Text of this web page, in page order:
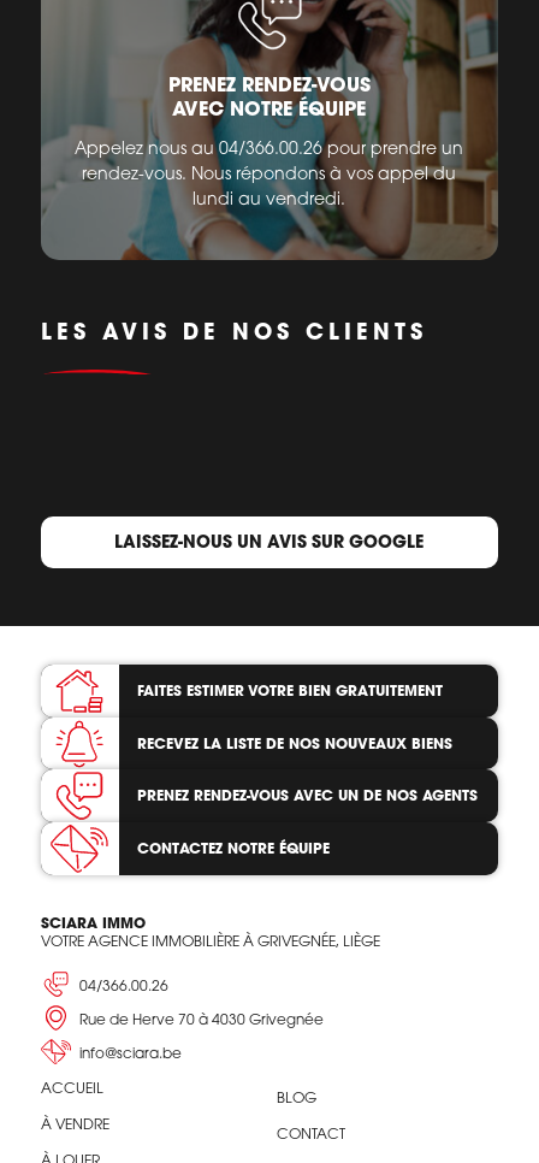
PRENEZ RENDEZ-VOUS
AVEC NOTRE ÉQUIPE
Appelez nous au 04/366.00.26 pour prendre un
rendez-vous. Nous répondons à vos appel du
lundi au vendredi.
LES AVIS DE NOS CLIENTS
LAISSEZ-NOUS UN AVIS SUR GOOGLE
FAITES ESTIMER VOTRE BIEN GRATUITEMENT
RECEVEZ LA LISTE DE NOS NOUVEAUX BIENS
PRENEZ RENDEZ-VOUS AVEC UN DE NOS AGENTS
CONTACTEZ NOTRE ÉQUIPE
SCIARA IMMO
VOTRE AGENCE IMMOBILIÈRE À GRIVEGNÉE, LIÈGE
04/366.00.26
Rue de Herve 70 à 4030 Grivegnée
info@sciara.be
ACCUEIL
À VENDRE
BLOG
CONTACT